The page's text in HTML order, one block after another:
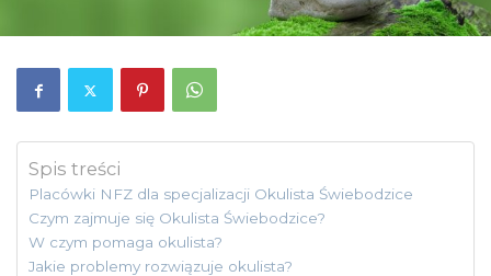
Spis treści
Placówki NFZ dla specjalizacji Okulista Świebodzice
Czym zajmuje się Okulista Świebodzice?
W czym pomaga okulista?
Jakie problemy rozwiązuje okulista?